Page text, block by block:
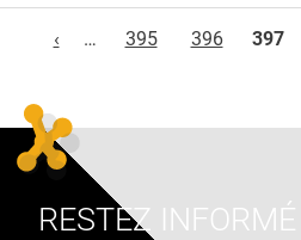
‹
… 395 396 397
RESTEZ INFORMÉ